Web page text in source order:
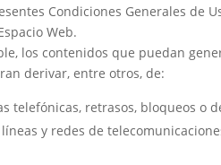
Condiciones Generales de
Web.
los contenidos que puedan
derivar, entre otros, de:
telefónicas, retrasos, bloqueos o
y redes de